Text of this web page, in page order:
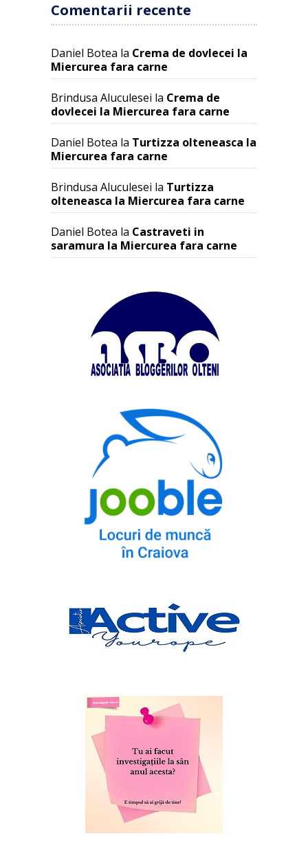
Comentarii recente
Daniel Botea la Crema de dovlecei la
Miercurea fara carne
Brindusa Aluculesei la Crema de
dovlecei la Miercurea fara carne
Daniel Botea la Turtizza olteneasca la
Miercurea fara carne
Brindusa Aluculesei la Turtizza
olteneasca la Miercurea fara carne
Daniel Botea la Castraveti in
saramura la Miercurea fara carne